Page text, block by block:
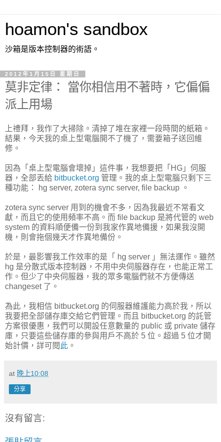
hoamon's sandbox
沙箱是版本控制器的術語。
2012年1月15日 星期日
莫非定律： 當你相信用不著時，它偏偏
派上用場
上禮拜，我作了大掃除。清掉了堆在家裡一段時間的紙箱。
結果，今天我的桌上型電腦開不了機了，需要箱子送回維
修。
因為「桌上型電腦會壞掉」這件事，我想要把「HG」伺服
器，全部丟給 bitbucket.org 管理。我的桌上型電腦只剩下三
種功能： hg server, zotera sync server, file backup 。
zotera sync server 用到的機會不多，因為我最近不常看文
獻，而且它的使用頻率不高。而 file backup 是將代管的 web
system 的資料順便備一份到我家作異地備援，如果我沒開
機，則會拖個幾天才作異地備份。
於是，最影響我工作效率的是「 hg server 」無法運作。雖然
hg 是分散式版本控制器，不用中央伺服器存在，也能正常工
作。但少了中央伺服器，我的眾多電腦們就不方便傳送
changeset 了。
為此，我相信 bitbucket.org 的伺服器維護能力高於我，所以
我要把全部儲存庫交給它們管理。而且 bitbucket.org 的託管
方案很優惠，我們可以開設任意數量的 public 或 private 儲存
庫，只要這些儲存庫的參與用戶不高於 5 位。超過 5 位才開
始計價，詳可閱 此 。
at 晚上10:08
分享
沒有留言: